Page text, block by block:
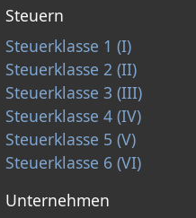
Steuern
Steuerklasse 1 (I)
Steuerklasse 2 (II)
Steuerklasse 3 (III)
Steuerklasse 4 (IV)
Steuerklasse 5 (V)
Steuerklasse 6 (VI)
Unternehmen